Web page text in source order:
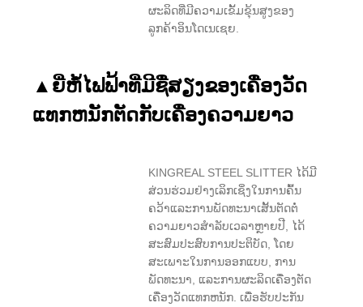
ຜະລິດທີ່ມີຄວາມເຂັ້ມຂຸ້ນສູງຂອງ
ລູກຄ້າອິນໂດເນເຊຍ.
▲ ຍີ່ຫໍ້ໄຟຟ້າທີ່ມີຊື່ສຽງຂອງເຄື່ອງວັດ
ແທກຫນັກຕັດກັບເຄື່ອງຄວາມຍາວ
KINGREAL STEEL SLITTER ໄດ້ມີ
ສ່ວນຮ່ວມຢ່າງເລິກເຊິ່ງໃນການຄົ້ນ
ຄວ້າແລະການພັດທະນາເສັ້ນຕັດຕໍ່
ຄວາມຍາວສໍາລັບເວລາຫຼາຍປີ, ໄດ້
ສະສົມປະສົບການປະຕິບັດ, ໂດຍ
ສະເພາະໃນການອອກແບບ, ການ
ພັດທະນາ, ແລະການຜະລິດເຄື່ອງຕັດ
ເຄື່ອງວັດແທກຫນັກ. ເພື່ອຮັບປະກັນ